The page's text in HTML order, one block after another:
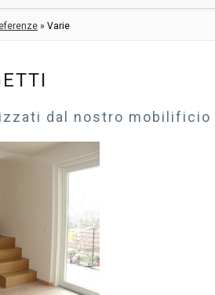
» Varie
dal nostro mobilificio